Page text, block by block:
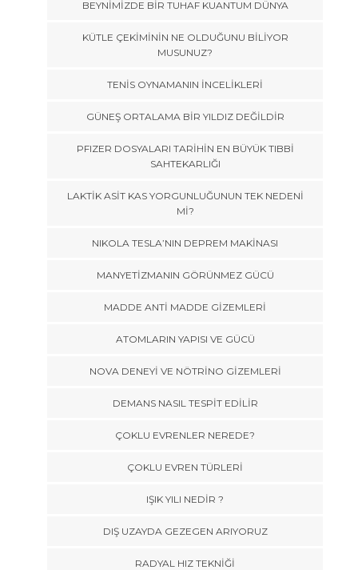
BEYNİMİZDE BİR TUHAF KUANTUM DÜNYA
KÜTLE ÇEKİMİNİN NE OLDUĞUNU BİLİYOR
MUSUNUZ?
TENİS OYNAMANIN İNCELİKLERİ
GÜNEŞ ORTALAMA BİR YILDIZ DEĞİLDİR
PFIZER DOSYALARI TARİHİN EN BÜYÜK TIBBİ
SAHTEKARLIĞI
LAKTİK ASİT KAS YORGUNLUĞUNUN TEK NEDENİ
Mİ?
NIKOLA TESLA’NIN DEPREM MAKİNASI
MANYETİZMANIN GÖRÜNMEZ GÜCÜ
MADDE ANTİ MADDE GİZEMLERİ
ATOMLARIN YAPISI VE GÜCÜ
NOVA DENEYİ VE NÖTRİNO GİZEMLERİ
DEMANS NASIL TESPİT EDİLİR
ÇOKLU EVRENLER NEREDE?
ÇOKLU EVREN TÜRLERİ
IŞIK YILI NEDİR ?
DIŞ UZAYDA GEZEGEN ARIYORUZ
RADYAL HIZ TEKNİĞİ